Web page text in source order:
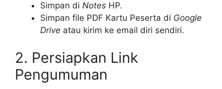
Simpan di Notes HP.
Simpan file PDF Kartu Peserta di Google
Drive atau kirim ke email diri sendiri.
2. Persiapkan Link
Pengumuman